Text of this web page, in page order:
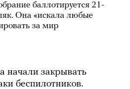
баллотируется 21-
Она «искала любые
за мир
начали закрывать
беспилотников.